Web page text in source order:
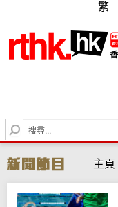
繁
S
e
r
c
h
主頁